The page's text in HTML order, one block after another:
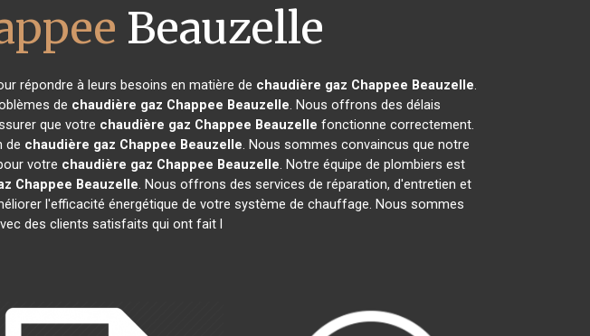
Beauzelle
répondre à leurs besoins en matière de chaudière gaz Chappee Beauzelle.
de chaudière gaz Chappee Beauzelle. Nous offrons des délais
que votre chaudière gaz Chappee Beauzelle fonctionne correctement.
de chaudière gaz Chappee Beauzelle. Nous sommes convaincus que notre
votre chaudière gaz Chappee Beauzelle. Notre équipe de plombiers est
Chappee Beauzelle. Nous offrons des services de réparation, d'entretien et
l'efficacité énergétique de votre système de chauffage. Nous sommes
des clients satisfaits qui ont fait l